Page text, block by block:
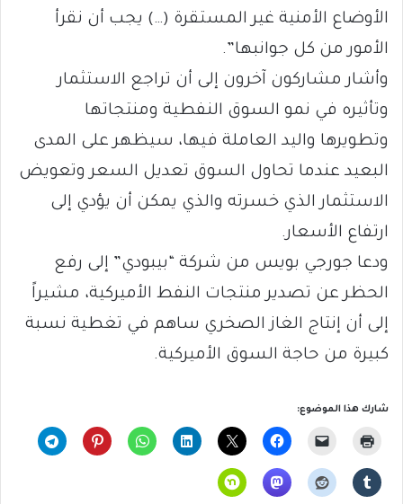
الأوضاع الأمنية غير المستقرة (…) يجب أن نقرأ
الأمور من كل جوانبها”.
وأشار مشاركون آخرون إلى أن تراجع الاستثمار
وتأثيره في نمو السوق النفطية ومنتجاتها
وتطويرها واليد العاملة فيها، سيظهر على المدى
البعيد عندما تحاول السوق تعديل السعر وتعويض
الاستثمار الذي خسرته والذي يمكن أن يؤدي إلى
ارتفاع الأسعار.
ودعا جورجي بويس من شركة “بيبودي” إلى رفع
الحظر عن تصدير منتجات النفط الأميركية، مشيراً
إلى أن إنتاج الغاز الصخري ساهم في تغطية نسبة
كبيرة من حاجة السوق الأميركية.
شارك هذا الموضوع: